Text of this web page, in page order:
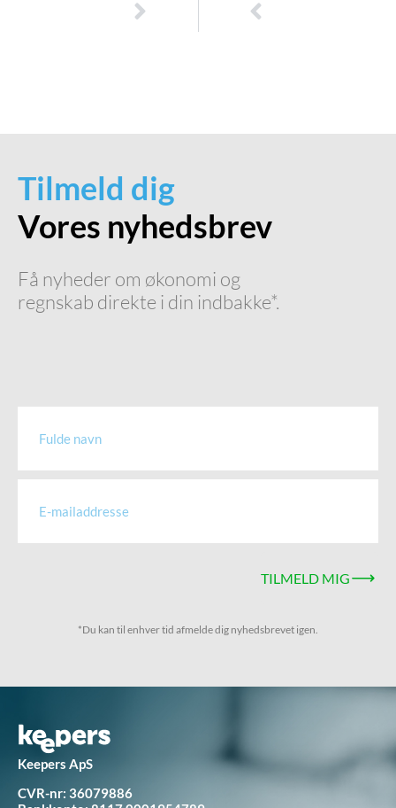
Tilmeld dig
Vores nyhedsbrev
Få nyheder om økonomi og
regnskab direkte i din indbakke*.
TILMELD MIG
*Du kan til enhver tid afmelde dig nyhedsbrevet igen.
Keepers ApS
CVR-nr: 36079886